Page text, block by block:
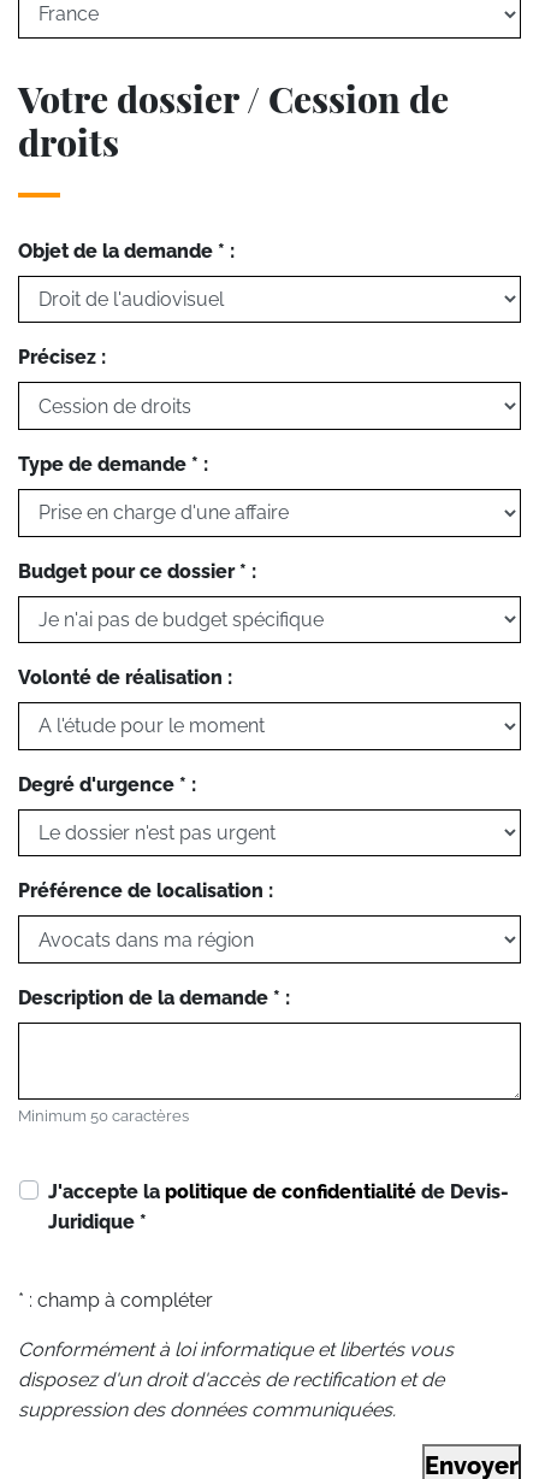
Votre dossier / Cession de
droits
Objet de la demande * :
Précisez :
Type de demande * :
Budget pour ce dossier * :
Volonté de réalisation :
Degré d'urgence * :
Préférence de localisation :
Description de la demande * :
Minimum 50 caractères
J'accepte la politique de confidentialité de Devis-
Juridique *
* : champ à compléter
Conformément à loi informatique et libertés vous
disposez d'un droit d'accès de rectification et de
suppression des données communiquées.
Envoyer